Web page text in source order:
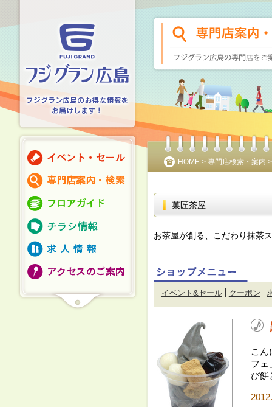
HOME > 専門店検索・案内
菓匠茶屋
お茶屋が創る、こだわり抹茶
イベント&セール クーポン
こ
フェ
び餅